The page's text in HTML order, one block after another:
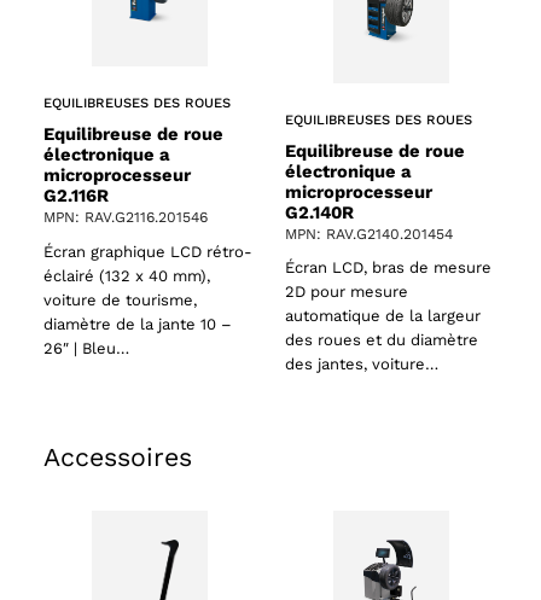
EQUILIBREUSES DES ROUES
Equilibreuse de roue
électronique a
microprocesseur
G2.116R
MPN: RAV.G2116.201546
Écran graphique LCD rétro-
éclairé (132 x 40 mm),
voiture de tourisme,
diamètre de la jante 10 –
26″ | Bleu…
EQUILIBREUSES DES ROUES
Equilibreuse de roue
électronique a
microprocesseur
G2.140R
MPN: RAV.G2140.201454
Écran LCD, bras de mesure
2D pour mesure
automatique de la largeur
des roues et du diamètre
des jantes, voiture…
Accessoires